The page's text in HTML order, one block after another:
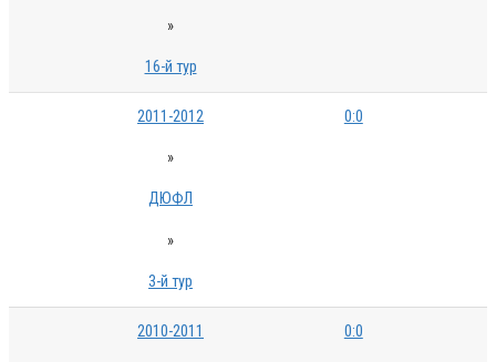
»
16-й тур
2011-2012
»
ДЮФЛ
»
3-й тур
0:0
2010-2011 0:0